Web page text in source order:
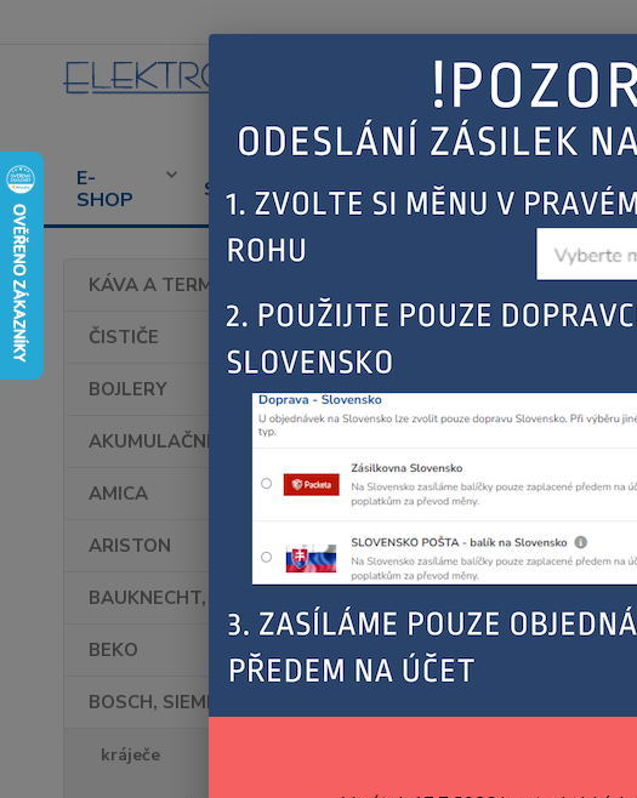
E-
SHOP
SERVIS
SERVISU
SPOTŘEBIČŮ
KÁVA A TERMOHRNKY
ČISTIČE
BOJLERY
AKUMULAČNÍ KAMNA
AMICA
ARISTON
BAUKNECHT, WHIRLPOOL
BEKO
BOSCH, SIEMENS
kráječe
BOSCH,
Bosch